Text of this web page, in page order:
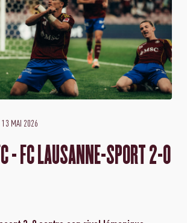
13 MAI 2026
- FC LAUSANNE-SPORT 2-0